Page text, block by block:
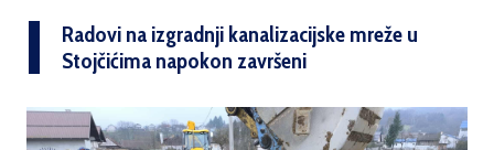
Radovi na izgradnji kanalizacijske mreže u
Stojčićima napokon završeni